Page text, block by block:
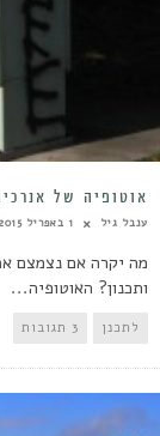
אוטופיה של
ענבל גיל 1 באפריל 2015
מה יקרה אם נצמצם
ותכנון? האוטופיה...
לתכנן 3 תגובות